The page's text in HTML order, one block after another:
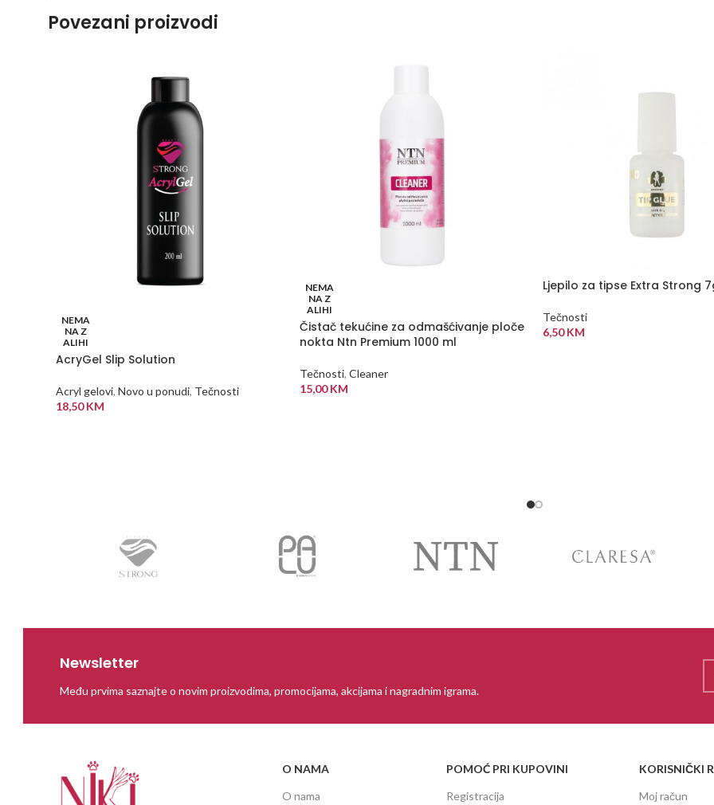
Povezani proizvodi
NEMA
NA Z
ALIHI
AcryGel Slip Solution
Acryl gelovi, Novo u ponudi, Tečnosti
18,50KM
NEMA
NA Z
ALIHI
Čistač tekućine za odmašćivanje ploče
nokta Ntn Premium 1000 ml
Tečnosti, Cleaner
15,00KM
Ljepilo za tipse Extra Strong
Tečnosti
6,50KM
Newsletter
Među prvima saznajte o novim proizvodima, promocijama, akcijama i nagradnim igrama.
O NAMA
O nama
POMOĆ PRI KUPOVINI
Registracija
KORISNIČKI
Moj račun